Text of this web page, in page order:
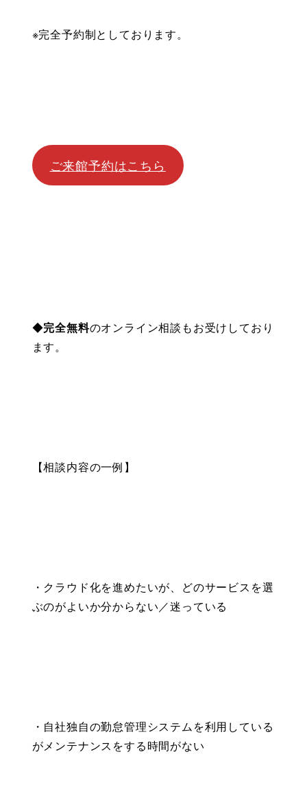
※完全予約制としております。
ご来館予約はこちら
◆完全無料のオンライン相談もお受けしており
ます。
【相談内容の一例】
・クラウド化を進めたいが、どのサービスを選
ぶのがよいか分からない／迷っている
・自社独自の勤怠管理システムを利用している
がメンテナンスをする時間がない